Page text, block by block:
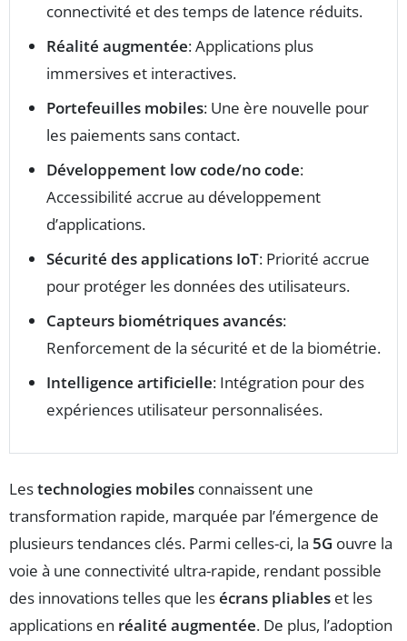
connectivité et des temps de latence réduits.
Réalité augmentée: Applications plus
immersives et interactives.
Portefeuilles mobiles: Une ère nouvelle pour
les paiements sans contact.
Développement low code/no code:
Accessibilité accrue au développement
d’applications.
Sécurité des applications IoT: Priorité accrue
pour protéger les données des utilisateurs.
Capteurs biométriques avancés:
Renforcement de la sécurité et de la biométrie.
Intelligence artificielle: Intégration pour des
expériences utilisateur personnalisées.
Lestechnologies mobiles connaissent une
transformation rapide, marquée par l’émergence de
plusieurs tendances clés. Parmi celles-ci, la 5G ouvre la
voie à une connectivité ultra-rapide, rendant possible
des innovations telles que lesécrans pliables et les
applications en réalité augmentée. De plus, l’adoption